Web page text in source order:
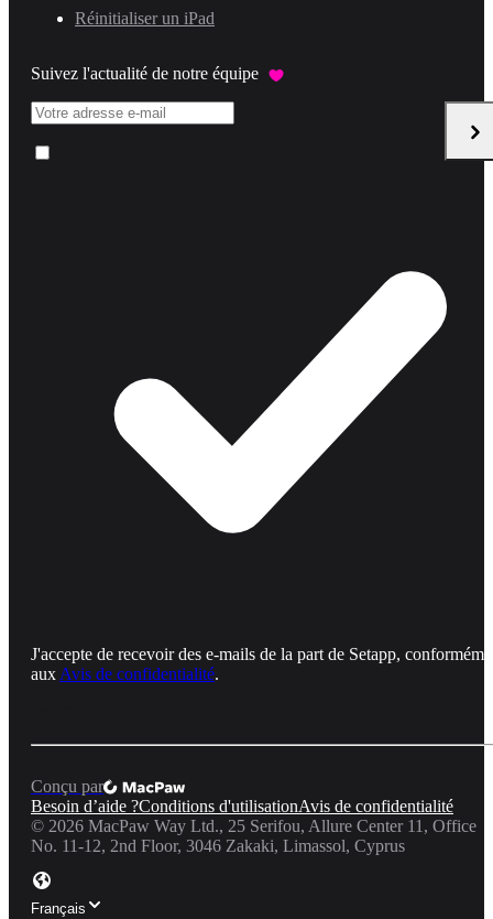
Réinitialiser un iPad
Suivez l'actualité de notre équipe
J'accepte de recevoir des e-mails de la part de Setapp,
aux Avis de confidentialité.
Conçu par
Besoin d’aide ?Conditions d'utilisationAvis de confidentialité
© 2026 MacPaw Way Ltd., 25 Serifou, Allure Center 11, Office
No. 11-12, 2nd Floor, 3046 Zakaki, Limassol, Cyprus
Français